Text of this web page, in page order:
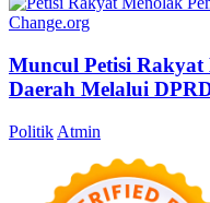
Muncul Petisi
Daerah Melalui
Politik Atmin